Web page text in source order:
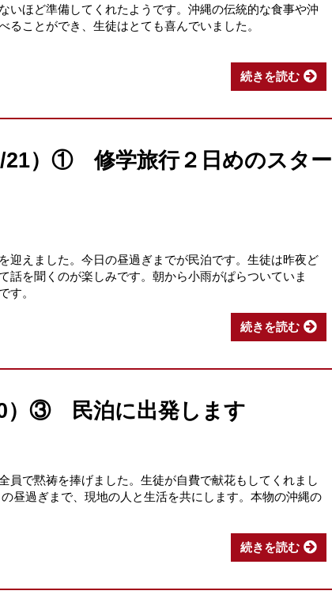
いほど準備してくれたようです。沖縄の伝統的な食事や沖
ことができ、生徒はとても喜んでいました。
続きを読む
21）① 修学旅行２日めのスター
えました。今日の昼過ぎまでが民泊です。生徒は昨夜ど
話を聞くのが楽しみです。朝から小雨がぱらついていま
す。
続きを読む
）③ 民泊に出発します
で黙祷を捧げました。生徒が自費で献花もしてくれまし
昼過ぎまで、現地の人と生活を共にします。本物の沖縄の
続きを読む